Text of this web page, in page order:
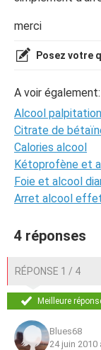
merci
Posez votre
A voir également:
Alcool
Citrate de
Calories alcool
Kétoprofène et
Foie et alcool
Arret alcool
4 réponses
RÉPONSE 1 / 4
Meilleure
Blues68
24 juin 2010